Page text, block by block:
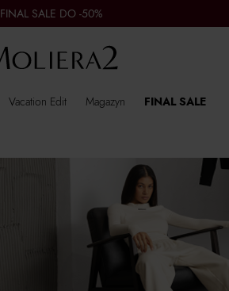
FINAL SALE DO -50%
Vacation Edit Magazyn FINAL SALE